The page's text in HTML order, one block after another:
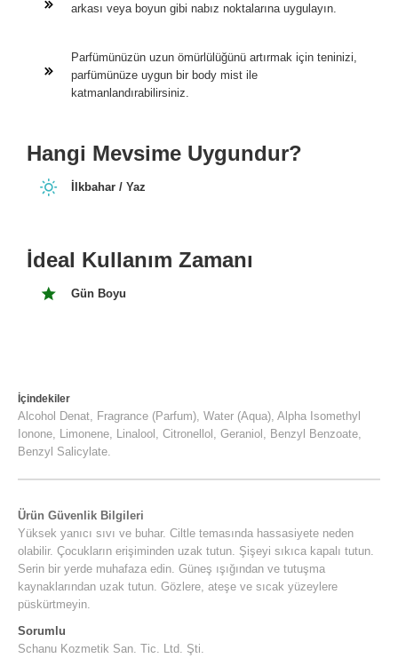
arkası veya boyun gibi nabız noktalarına uygulayın.
Parfümünüzün uzun ömürlülüğünü artırmak için teninizi,
parfümünüze uygun bir body mist ile
katmanlandırabilirsiniz.
Ürün Güvenlik Bilgileri
Yüksek yanıcı sıvı ve buhar. Ciltle temasında hassasiyete neden
olabilir. Çocukların erişiminden uzak tutun. Şişeyi sıkıca kapalı tutun.
Serin bir yerde muhafaza edin. Güneş ışığından ve tutuşma
kaynaklarından uzak tutun. Gözlere, ateşe ve sıcak yüzeylere
püskürtmeyin.
Sorumlu
Schanu Kozmetik San. Tic. Ltd. Şti.
Hangi Mevsime Uygundur?
İlkbahar / Yaz
İdeal Kullanım Zamanı
Gün Boyu
İçindekiler
Alcohol Denat, Fragrance (Parfum), Water (Aqua), Alpha Isomethyl
Ionone, Limonene, Linalool, Citronellol, Geraniol, Benzyl Benzoate,
Benzyl Salicylate.